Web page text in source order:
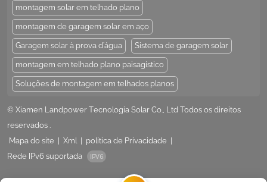
montagem solar em telhado plano
montagem de garagem solar em aço
Garagem solar à prova d'água Sistema de garagem solar
montagem em telhado plano paisagístico
Soluções de montagem em telhados planos
© Xiamen Landpower Tecnologia Solar Co., Ltd Todos os direitos
reservados .
Mapa do site
Xml política de Privacidade
Rede IPv6 suportada